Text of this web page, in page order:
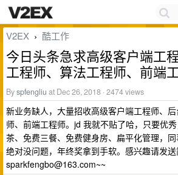
V2EX › 酷工作
今日头条急求高级客户端工
工程师、算法工程师、前端
Byspfengliu at Dec 26, 2018 · 2474 views
新业务缺人，大量招收高级客户端工程师、
师、前端工程师。jd 我就不贴了哈，只要优
茶、免费三餐、免费健身房、扁平化管理，
绝对没问题，年终奖拿到手软。感兴趣请发
sparkfengbo@163.com~~